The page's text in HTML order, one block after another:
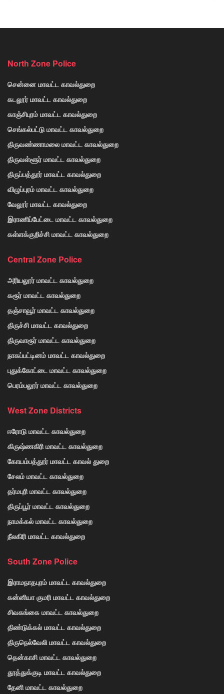
North Zone Police
சென்னை மாவட்ட காவல்துறை
கடலூர் மாவட்ட காவல்துறை
காஞ்சிபுரம் மாவட்ட காவல்துறை
செங்கல்பட்டு மாவட்ட காவல்துறை
திருவண்ணாமலை மாவட்ட காவல்துறை
திருவள்ளூர் மாவட்ட காவல்துறை
திருப்பத்தூர் மாவட்ட காவல்துறை
விழுப்புரம் மாவட்ட காவல்துறை
வேலூர் மாவட்ட காவல்துறை
இராணிப்பேட்டை மாவட்ட காவல்துறை
கள்ளக்குறிச்சி மாவட்ட காவல்துறை
Central Zone Police
அரியலூர் மாவட்ட காவல்துறை
கரூர் மாவட்ட காவல்துறை
தஞ்சாவூர் மாவட்ட காவல்துறை
திருச்சி மாவட்ட காவல்துறை
திருவாரூர் மாவட்ட காவல்துறை
நாகப்பட்டினம் மாவட்ட காவல்துறை
புதுக்கோட்டை மாவட்ட காவல்துறை
பெரம்பலூர் மாவட்ட காவல்துறை
West Zone Districts
ஈரோடு மாவட்ட காவல்துறை
கிருஷ்ணகிரி மாவட்ட காவல்துறை
கோயம்பத்தூர் மாவட்ட காவல் துறை
சேலம் மாவட்ட காவல்துறை
தர்மபுரி மாவட்ட காவல்துறை
திருப்பூர் மாவட்ட காவல்துறை
நாமக்கல் மாவட்ட காவல்துறை
நீலகிரி மாவட்ட காவல்துறை
South Zone Police
இராமநாதபுரம் மாவட்ட காவல்துறை
கன்னியா குமரி மாவட்ட காவல்துறை
சிவகங்கை மாவட்ட காவல்துறை
திண்டுக்கல் மாவட்ட காவல்துறை
திருநெல்வேலி மாவட்ட காவல்துறை
தென்காசி மாவட்ட காவல்துறை
தூத்துக்குடி மாவட்ட காவல்துறை
தேனி மாவட்ட காவல்துறை